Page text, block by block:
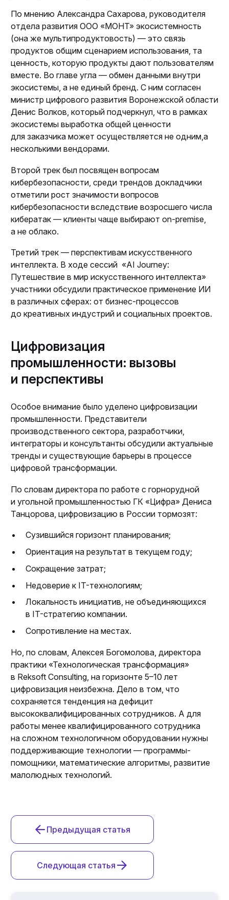
По мнению Александра Сахарова, руководителя
отдела развития ООО «МОНТ» экосистемность
(она же мультипродуктовость) — это связь
продуктов общим сценарием использования, та
ценность, которую продукты дают пользователям
вместе. Во главе угла — обмен данными внутри
экосистемы, а не единый бренд. С ним согласен
министр цифрового развития Воронежской области
Денис Волков, который подчеркнул, что в рамках
экосистемы выработка общей ценности
для заказчика может осуществляется не одним,а
несколькими вендорами.
Второй трек был посвящен вопросам
кибербезопасности, среди трендов докладчики
отметили рост значимости вопросов
кибербезопасности вследствие возросшего числа
кибератак — клиенты чаще выбирают on-premise,
а не облако.
Третий трек — перспективам искусственного
интеллекта. В ходе сессий «AI Journey:
Путешествие в мир искусственного интеллекта»
участники обсудили практическое применение ИИ
в различных сферах: от бизнес-процессов
до креативных индустрий и социальных проектов.
Цифровизация
промышленности: вызовы
и перспективы
Особое внимание было уделено цифровизации
промышленности. Представители
производственного сектора, разработчики,
интеграторы и консультанты обсудили актуальные
тренды и существующие барьеры в процессе
цифровой трансформации.
По словам директора по работе с горнорудной
и угольной промышленностью ГК «Цифра» Дениса
Танцорова, цифровизацию в России тормозят:
Сузившийся горизонт планирования;
Ориентация на результат в текущем году;
Сокращение затрат;
Недоверие к IT-технологиям;
Локальность инициатив, не объединяющихся
в IT-стратегию компании.
Сопротивление на местах.
Но, по словам, Алексея Богомолова, директора
практики «Технологическая трансформация»
в Reksoft Consulting, на горизонте 5⁠–⁠10 лет
цифровизация неизбежна. Дело в том, что
сохраняется тенденция на дефицит
высококвалифицированных сотрудников. А для
работы менее квалифицированного сотрудника
на сложном технологичном оборудовании нужны
поддерживающие технологии — программы-
помощники, математические алгоритмы, развитие
малолюдных технологий.
Предыдущая статья
Следующая статья